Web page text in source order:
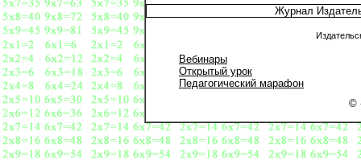
Журнал
Вебинары
Открытый урок
Педагогический марафон
©